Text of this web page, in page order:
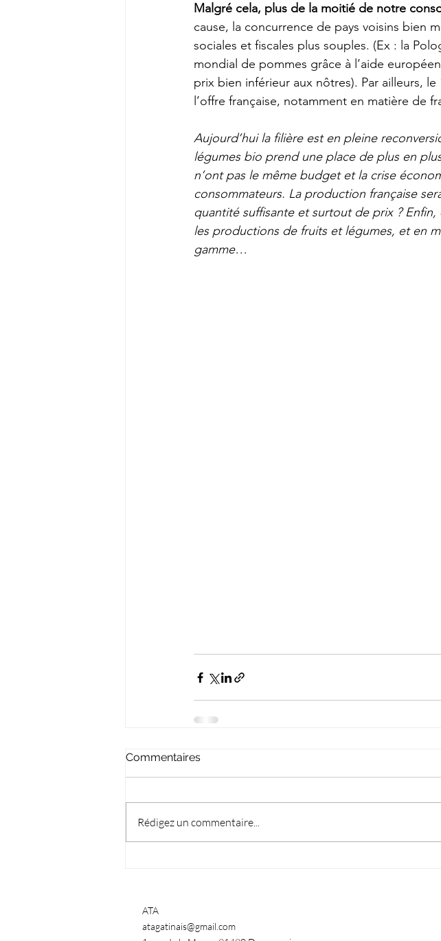
Malgré cela, plus de la moitié de notre
cause, la concurrence de pays voisins bien
sociales et fiscales plus souples. (Ex : la
mondial de pommes grâce à l’aide
prix bien inférieur aux nôtres). Par ailleurs, le
l’offre française, notamment en matière de
Aujourd’hui la filière est en pleine
légumes bio prend une place de plus en
n’ont pas le même budget et la crise
consommateurs. La production française
quantité suffisante et surtout de prix ?
les productions de fruits et légumes, et en
gamme…
Commentaires
Rédigez un commentaire...
ATA
atagatinais@gmail.com